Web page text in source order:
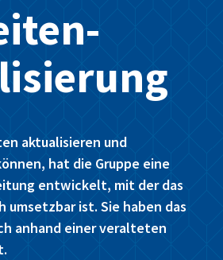
aktualisieren und
hat die Gruppe eine
entwickelt, mit der das
umsetzbar ist. Sie haben das
anhand einer veralteten